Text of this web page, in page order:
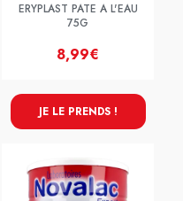
ERYPLAST PATE A L'EAU
75G
8,99€
JE LE PRENDS !